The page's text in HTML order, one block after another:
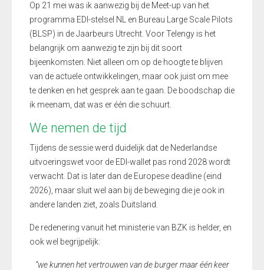
Op 21 mei was ik aanwezig bij de Meet-up van het
programma EDI-stelsel NL en Bureau Large Scale Pilots
(BLSP) in de Jaarbeurs Utrecht. Voor Telengy is het
belangrijk om aanwezig te zijn bij dit soort
bijeenkomsten. Niet alleen om op de hoogte te blijven
van de actuele ontwikkelingen, maar ook juist om mee
te denken en het gesprek aan te gaan. De boodschap die
ik meenam, dat was er één die schuurt.
We nemen de tijd
Tijdens de sessie werd duidelijk dat de Nederlandse
uitvoeringswet voor de EDI-wallet pas rond 2028 wordt
verwacht. Dat is later dan de Europese deadline (eind
2026), maar sluit wel aan bij de beweging die je ook in
andere landen ziet, zoals Duitsland.
De redenering vanuit het ministerie van BZK is helder, en
ook wel begrijpelijk:
“we kunnen het vertrouwen van de burger maar één keer